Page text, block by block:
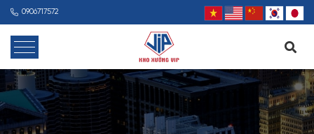
0906717572